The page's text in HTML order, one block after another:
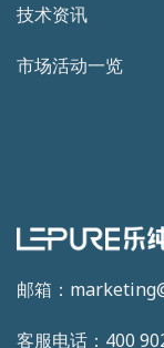
邮箱：
客服电话：400
技术资讯
市场活动一览